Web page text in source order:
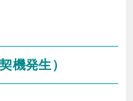
機発生）